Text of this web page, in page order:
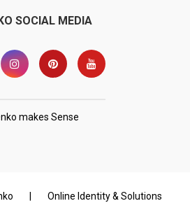
SOCIAL MEDIA
makes Sense
Online Identity & Solutions